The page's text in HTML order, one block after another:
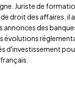
Juriste de
droit des affaires, il
annonces des
évolutions
d'investissement